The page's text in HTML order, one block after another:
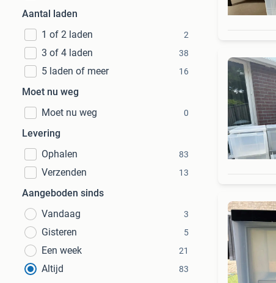
Aantal laden
1 of 2 laden
2
3 of 4 laden 38
5 laden of meer 16
Moet nu weg
Moet nu weg
0
Levering
Ophalen
83
Verzenden 13
Aangeboden sinds
Vandaag
3
Gisteren 5
Een week 21
Altijd 83